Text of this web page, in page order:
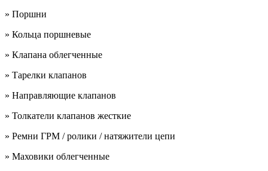
» Поршни
» Кольца поршневые
» Клапана облегченные
» Тарелки клапанов
» Направляющие клапанов
» Толкатели клапанов жесткие
» Ремни ГРМ / ролики / натяжители цепи
» Маховики облегченные